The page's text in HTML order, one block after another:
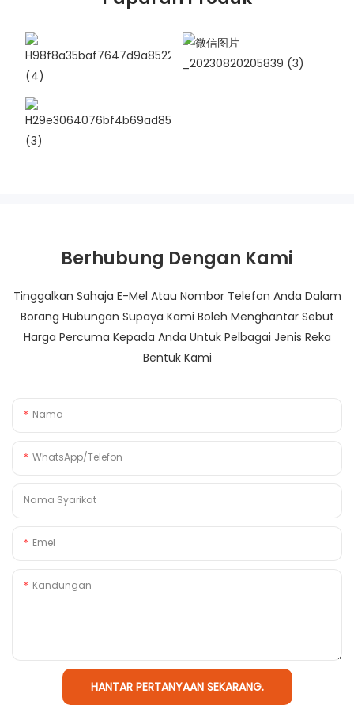
Berhubung Dengan Kami
Tinggalkan Sahaja E-Mel Atau Nombor Telefon Anda Dalam
Borang Hubungan Supaya Kami Boleh Menghantar Sebut
Harga Percuma Kepada Anda Untuk Pelbagai Jenis Reka
Bentuk Kami
Nama
WhatsApp/Telefon
Nama Syarikat
Emel
Kandungan
HANTAR PERTANYAAN SEKARANG.